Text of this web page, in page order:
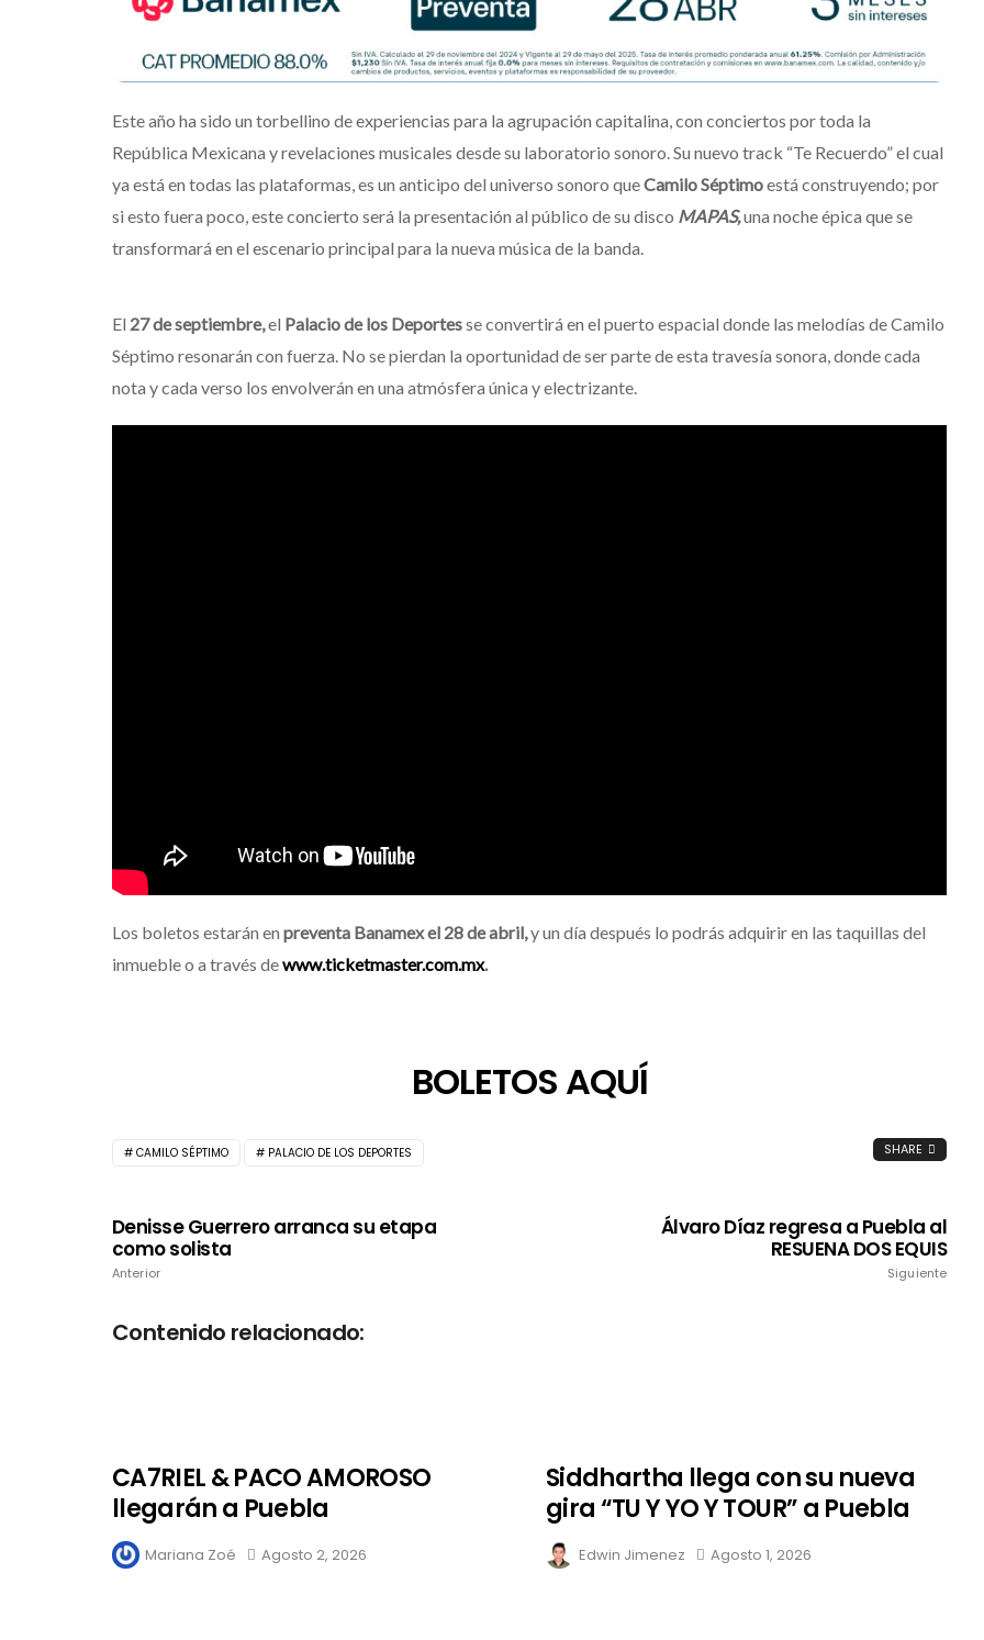
Este año ha sido un torbellino de experiencias para la agrupación capitalina, con conciertos por toda la
República Mexicana y revelaciones musicales desde su laboratorio sonoro. Su nuevo track “Te Recuerdo” el cual
ya está en todas las plataformas, es un anticipo del universo sonoro queCamilo Séptimoestá construyendo; por
si esto fuera poco, este concierto será la presentación al público de su disco MAPAS,una noche épica que se
transformará en el escenario principal para la nueva música de la banda.
El 27 de septiembre,el Palacio de los Deportesse convertirá en el puerto espacial donde las melodías de Camilo
Séptimo resonarán con fuerza. No se pierdan la oportunidad de ser parte de esta travesía sonora, donde cada
nota y cada verso los envolverán en una atmósfera única y electrizante.
Los boletos estarán en preventa Banamex el 28 de abril,y un día después lo podrás adquirir en las taquillas del
inmueble o a través dewww.ticketmaster.com.mx.
BOLETOS AQUÍ
CAMILO SÉPTIMO PALACIO DE LOS DEPORTES SHARE
Denisse Guerrero arranca su etapa
como solista
Anterior
Álvaro Díaz regresa a Puebla al
RESUENA DOS EQUIS
Siguiente
Contenido relacionado:
CA7RIEL & PACO AMOROSO
llegarán a Puebla
Mariana Zoé Agosto 2, 2026
Siddhartha llega con su nueva
gira “TU Y YO Y TOUR” a Puebla
Edwin Jimenez Agosto 1, 2026